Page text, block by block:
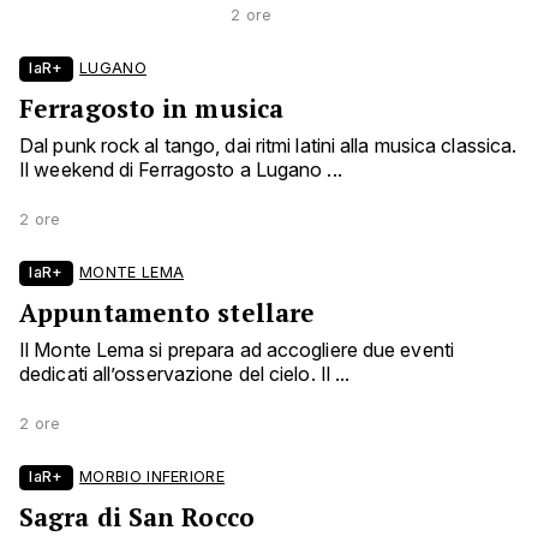
2 ore
laR+ LUGANO
Ferragosto in musica
Dal punk rock al tango, dai ritmi latini alla musica classica.
Il weekend di Ferragosto a Lugano ...
2 ore
laR+ MONTE LEMA
Appuntamento stellare
Il Monte Lema si prepara ad accogliere due eventi
dedicati all’osservazione del cielo. Il ...
2 ore
laR+ MORBIO INFERIORE
Sagra di San Rocco